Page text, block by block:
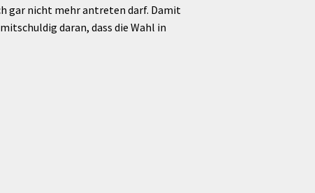
gar nicht mehr antreten darf. Damit
daran, dass die Wahl in